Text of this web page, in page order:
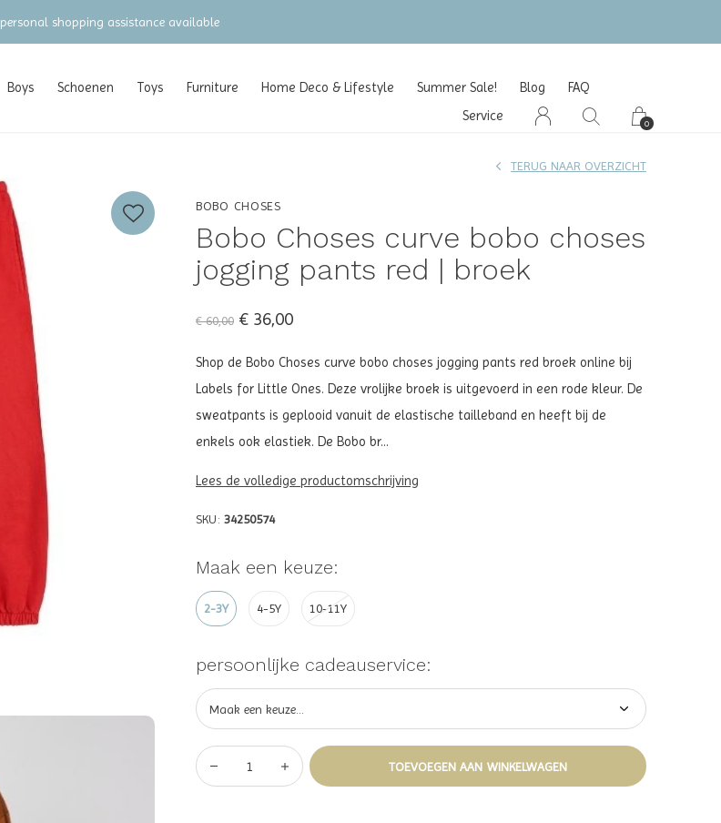
Boys Schoenen Toys Furniture Home Deco & Lifestyle Summer Sale! Blog
FAQ
Service
0
gratis verzending vanaf €100 (NL/BE/DE)
BOBO CHOSES
Bobo Choses curve bobo choses
jogging pants red | broek
TERUG NAAR OVERZICHT
€ 60,00 € 36,00
Shop de Bobo Choses curve bobo choses jogging pants red broek online bij
Labels for Little Ones. Deze vrolijke broek is uitgevoerd in een rode kleur. De
sweatpants is geplooid vanuit de elastische tailleband en heeft bij de
enkels ook elastiek. De Bobo br...
Lees de volledige productomschrijving
SKU: 34250574
Maak een keuze:
2-3Y 4-5Y 10-11Y
persoonlijke cadeauservice:
TOEVOEGEN AAN WINKELWAGEN